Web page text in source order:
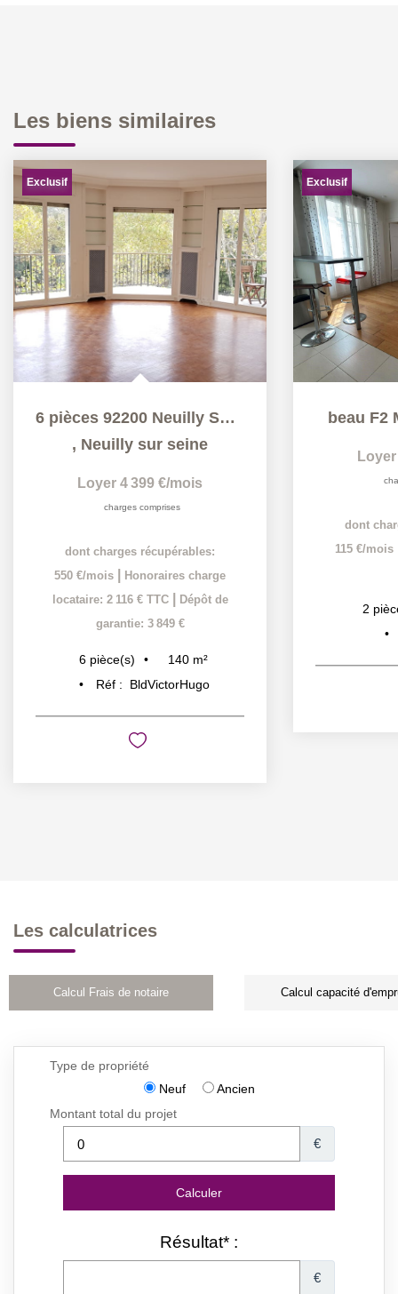
Les biens similaires
Exclusif
6 pièces 92200 Neuilly Sur Seine 139.87m²
, Neuilly sur seine
Loyer 4 399 €/mois
charges comprises
dont charges récupérables:
550 €/mois
Honoraires charge
locataire: 2 116 € TTC
Dépôt de
garantie: 3 849 €
6 pièce(s) 140 m²
Réf :
BldVictorHugo
Exclusif
beau F2
dont
115 €/mois
2
Les calculatrices
Calcul Frais de notaire Calcul capacité